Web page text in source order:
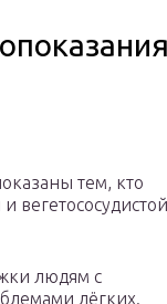
тем, кто
вегетососудистой
людям с
лёгких.